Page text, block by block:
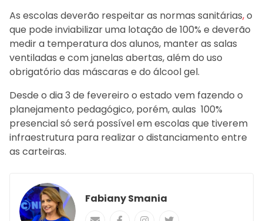
As escolas deverão respeitar as normas sanitárias,o
que pode inviabilizar uma lotação de 100% e deverão
medir a temperatura dos alunos, manter as salas
ventiladas e com janelas abertas, além do uso
obrigatório das máscaras e do álcool gel.
Desde o dia 3 de fevereiro o estado vem fazendo o
planejamento pedagógico, porém, aulas 100%
presencial só será possível em escolas que tiverem
infraestrutura para realizar o distanciamento entre
as carteiras.
Fabiany Smania